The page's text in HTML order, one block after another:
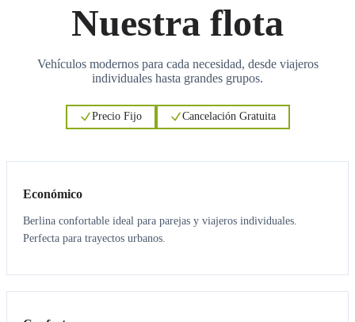
Nuestra flota
Vehículos modernos para cada necesidad, desde viajeros
individuales hasta grandes grupos.
Precio Fijo Cancelación Gratuita
Económico
Berlina confortable ideal para parejas y viajeros individuales.
Perfecta para trayectos urbanos.
3 3